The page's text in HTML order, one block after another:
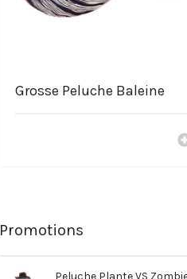
Grosse Peluche Baleine
Promotions
Peluche Plante VS